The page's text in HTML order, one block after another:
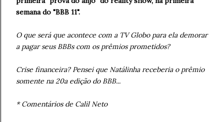
semana do "BBB 11".
O que será que acontece com a TV Globo para ela demorar
a pagar seus BBBs com os prêmios prometidos?
Crise financeira? Pensei que Natálinha receberia o prêmio
somente na 20a edição do BBB...
* Comentários de Calil Neto